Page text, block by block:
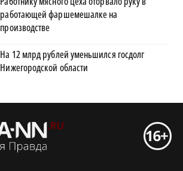
работающей фаршемешалке на
производстве
На 12 млрд рублей уменьшился госдолг
Нижегородской области